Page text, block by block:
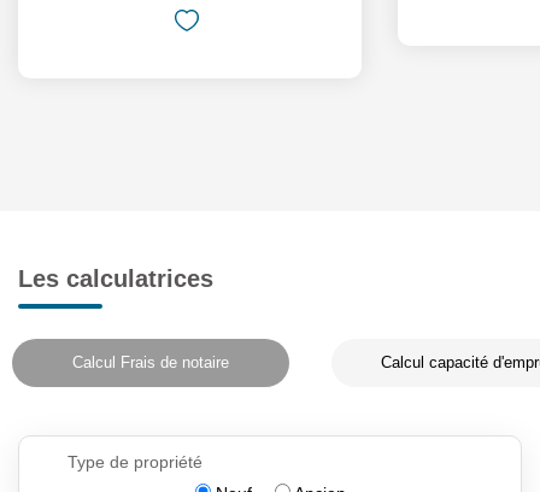
Les calculatrices
Calcul Frais de notaire Calcul capacité